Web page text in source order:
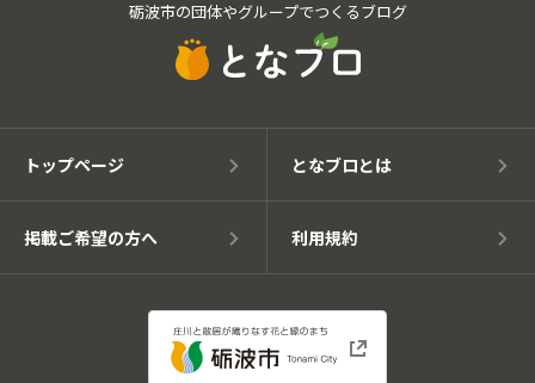
砺波市の団体やグループでつくるブログ
トップページ となブロとは
掲載ご希望の方へ 利用規約